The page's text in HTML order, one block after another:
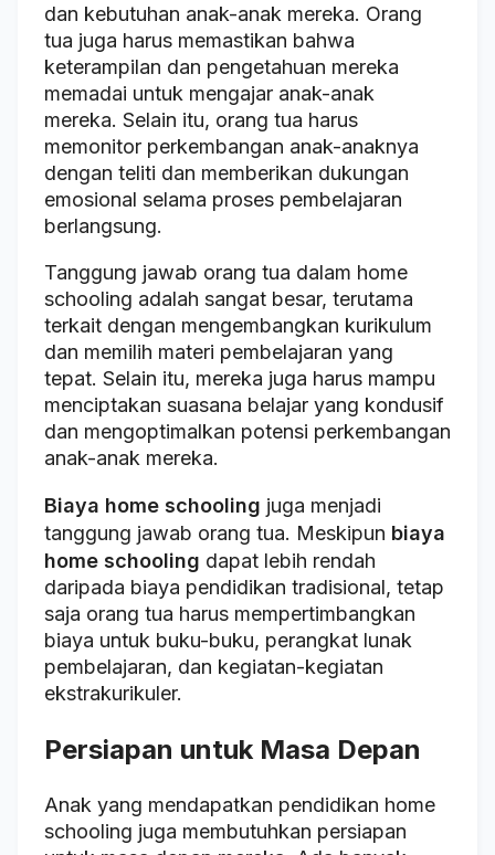
dan kebutuhan anak-anak mereka. Orang
tua juga harus memastikan bahwa
keterampilan dan pengetahuan mereka
memadai untuk mengajar anak-anak
mereka. Selain itu, orang tua harus
memonitor perkembangan anak-anaknya
dengan teliti dan memberikan dukungan
emosional selama proses pembelajaran
berlangsung.
Tanggung jawab orang tua dalam home
schooling adalah sangat besar, terutama
terkait dengan mengembangkan kurikulum
dan memilih materi pembelajaran yang
tepat. Selain itu, mereka juga harus mampu
menciptakan suasana belajar yang kondusif
dan mengoptimalkan potensi perkembangan
anak-anak mereka.
Biaya home schooling juga menjadi
tanggung jawab orang tua. Meskipun biaya
home schooling dapat lebih rendah
daripada biaya pendidikan tradisional, tetap
saja orang tua harus mempertimbangkan
biaya untuk buku-buku, perangkat lunak
pembelajaran, dan kegiatan-kegiatan
ekstrakurikuler.
Persiapan untuk Masa Depan
Anak yang mendapatkan pendidikan home
schooling juga membutuhkan persiapan